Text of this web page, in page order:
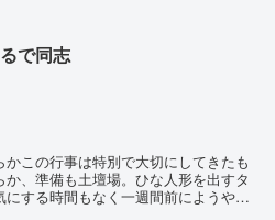
で同志
この行事は特別で大切にしてきたも
、準備も土壇場。ひな人形を出すタ
する時間もなく一週間前にようやく